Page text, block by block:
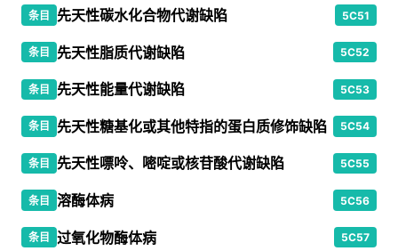
条目 先天性碳水化合物代谢缺陷 5C51
条目 先天性脂质代谢缺陷 5C52
条目 先天性能量代谢缺陷 5C53
条目 先天性糖基化或其他特指的蛋白质修饰缺陷 5C54
条目 先天性嘌呤、嘧啶或核苷酸代谢缺陷 5C55
条目 溶酶体病 5C56
条目 过氧化物酶体病 5C57